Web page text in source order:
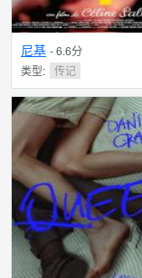
尼基 - 6.6分
类型: 传记